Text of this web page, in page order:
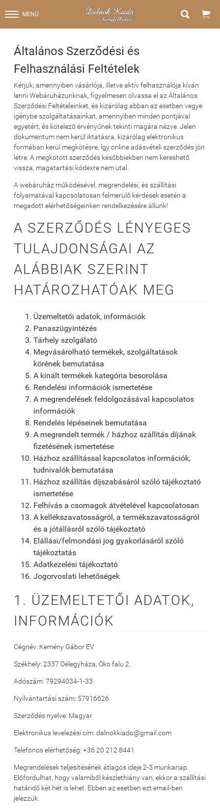
MENÜ  
Általános Szerződési és
Felhasználási Feltételek
Kérjük, amennyiben vásárlója, illetve aktív felhasználója kíván
lenni Webáruházunknak, figyelmesen olvassa el az Általános
Szerződési Feltételeinket, és kizárólag abban az esetben vegye
igénybe szolgáltatásainkat, amennyiben minden pontjával
egyetért, és kötelező érvényűnek tekinti magára nézve. Jelen
dokumentum nem kerül iktatásra, kizárólag elektronikus
formában kerül megkötésre, így online adásvételi szerződés jön
létre. A megkötött szerződés későbbiekben nem kereshető
vissza, magatartási kódexre nem utal.
A webáruház működésével, megrendelési, és szállítási
folyamatával kapcsolatosan felmerülő kérdések esetén a
megadott elérhetőségeinken rendelkezésére állunk!
A SZERZŐDÉS LÉNYEGES
TULAJDONSÁGAI AZ
ALÁBBIAK SZERINT
HATÁROZHATÓAK MEG
Üzemeltetői adatok, információk
Panaszügyintézés
Tárhely szolgálató
Megvásárolható termékek, szolgáltatások
körének bemutatása
A kínált termékek kategória besorolása
Rendelési információk ismertetése
A megrendelések feldolgozásával kapcsolatos
információk
Rendelés lépéseinek bemutatása
A megrendelt termék / házhoz szállítás díjának
fizetésének ismertetése
Házhoz szállítással kapcsolatos információk,
tudnivalók bemutatása
Házhoz szállítás díjszabásáról szóló tájékoztató
ismertetése
Felhívás a csomagok átvételével kapcsolatosan
A kellékszavatosságról, a termékszavatosságról
és a jótállásról szóló tájékoztató
Elállási/felmondási jog gyakorlásáról szóló
tájékoztatás
Adatkezelési tájékoztató
Jogorvoslati lehetőségek
1. ÜZEMELTETŐI ADATOK,
INFORMÁCIÓK
Cégnév: Kemény Gábor EV
Székhely: 2337 Délegyháza, Öko falu 2.
Adószám: 79294034-1-33
Nyilvántartási szám: 57916626
Szerződés nyelve: Magyar
Elektronikus levelezési cím: dalnokkiado@gmail.com
Telefonos elérhetőség: +36 20 212 8441
Megrendelések teljesítésének átlagos ideje 2-3 munkanap.
Előfordulhat, hogy valamiből készlethiány van, ekkor a szállítási
határidő két hét is lehet. Ebben az esetben ezt email-ben
jelezzük.